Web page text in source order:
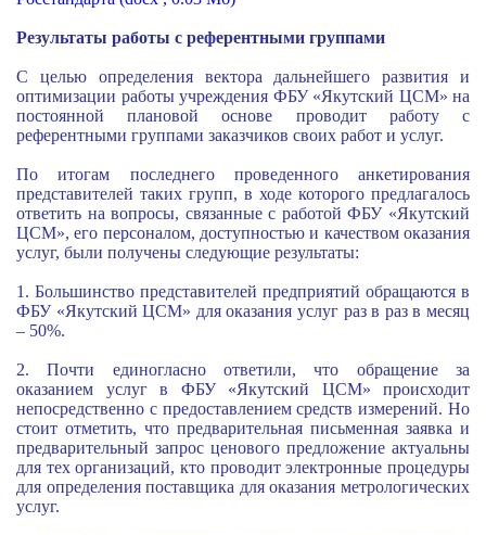
Результаты работы с референтными группами
С целью определения вектора дальнейшего развития и
оптимизации работы учреждения ФБУ «Якутский ЦСМ» на
постоянной плановой основе проводит работу с
референтными группами заказчиков своих работ и услуг.
По итогам последнего проведенного анкетирования
представителей таких групп, в ходе которого предлагалось
ответить на вопросы, связанные с работой ФБУ «Якутский
ЦСМ», его персоналом, доступностью и качеством оказания
услуг, были получены следующие результаты:
1. Большинство представителей предприятий обращаются в
ФБУ «Якутский ЦСМ» для оказания услуг раз в раз в месяц
– 50%.
2. Почти единогласно ответили, что обращение за
оказанием услуг в ФБУ «Якутский ЦСМ» происходит
непосредственно с предоставлением средств измерений. Но
стоит отметить, что предварительная письменная заявка и
предварительный запрос ценового предложение актуальны
для тех организаций, кто проводит электронные процедуры
для определения поставщика для оказания метрологических
услуг.